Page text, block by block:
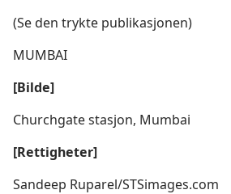
(Se den trykte publikasjonen)
MUMBAI
[Bilde]
Churchgate stasjon, Mumbai
[Rettigheter]
Sandeep Ruparel/STSimages.com